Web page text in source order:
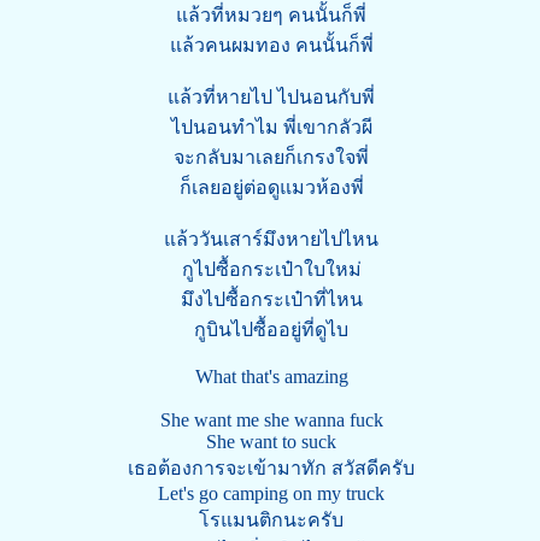
แล้วที่หมวยๆ คนนั้นก็พี่
แล้วคนผมทอง คนนั้นก็พี่
แล้วที่หายไป ไปนอนกับพี่
ไปนอนทำไม พี่เขากลัวผี
จะกลับมาเลยก็เกรงใจพี่
ก็เลยอยู่ต่อดูแมวห้องพี่
แล้ววันเสาร์มึงหายไปไหน
กูไปซื้อกระเป๋าใบใหม่
มึงไปซื้อกระเป๋าที่ไหน
กูบินไปซื้ออยู่ที่ดูไบ
What that's amazing
She want me she wanna fuck
She want to suck
เธอต้องการจะเข้ามาทัก สวัสดีครับ
Let's go camping on my truck
โรแมนติกนะครับ